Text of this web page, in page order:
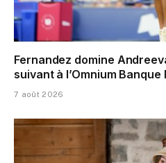
Fernandez domine
suivant à l’Omnium Banque
7 août 2026